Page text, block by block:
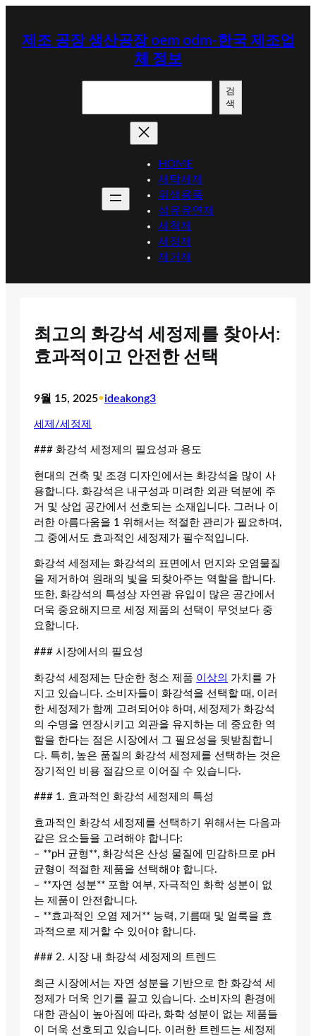
제조 공장 생산공장 oem odm-한국 제조업
체 정보
검
색
HOME
세탁세제
위생용품
섬유유연제
세척제
세정제
제거제
최고의 화강석 세정제를 찾아서:
효과적이고 안전한 선택
9월 15, 2025•ideakong3
세제/세정제
### 화강석 세정제의 필요성과 용도
현대의 건축 및 조경 디자인에서는 화강석을 많이 사
용합니다. 화강석은 내구성과 미려한 외관 덕분에 주
거 및 상업 공간에서 선호되는 소재입니다. 그러나 이
러한 아름다움을 1 위해서는 적절한 관리가 필요하며,
그 중에서도 효과적인 세정제가 필수적입니다.
화강석 세정제는 화강석의 표면에서 먼지와 오염물질
을 제거하여 원래의 빛을 되찾아주는 역할을 합니다.
또한, 화강석의 특성상 자연광 유입이 많은 공간에서
더욱 중요해지므로 세정 제품의 선택이 무엇보다 중
요합니다.
### 시장에서의 필요성
화강석 세정제는 단순한 청소 제품 이상의 가치를 가
지고 있습니다. 소비자들이 화강석을 선택할 때, 이러
한 세정제가 함께 고려되어야 하며, 세정제가 화강석
의 수명을 연장시키고 외관을 유지하는 데 중요한 역
할을 한다는 점은 시장에서 그 필요성을 뒷받침합니
다. 특히, 높은 품질의 화강석 세정제를 선택하는 것은
장기적인 비용 절감으로 이어질 수 있습니다.
### 1. 효과적인 화강석 세정제의 특성
효과적인 화강석 세정제를 선택하기 위해서는 다음과
같은 요소들을 고려해야 합니다:
– **pH 균형**, 화강석은 산성 물질에 민감하므로 pH
균형이 적절한 제품을 선택해야 합니다.
– **자연 성분** 포함 여부, 자극적인 화학 성분이 없
는 제품이 안전합니다.
– **효과적인 오염 제거** 능력, 기름때 및 얼룩을 효
과적으로 제거할 수 있어야 합니다.
### 2. 시장 내 화강석 세정제의 트렌드
최근 시장에서는 자연 성분을 기반으로 한 화강석 세
정제가 더욱 인기를 끌고 있습니다. 소비자의 환경에
대한 관심이 높아짐에 따라, 화학 성분이 없는 제품들
이 더욱 선호되고 있습니다. 이러한 트렌드는 세정제